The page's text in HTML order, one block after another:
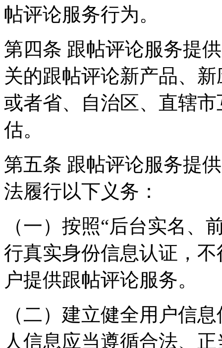
帖评论服务行为。
第四条 跟帖评论服务提
关的跟帖评论新产品、
或者省、自治区、直辖
估。
第五条 跟帖评论服务提
法履行以下义务：
（一）按照“后台实名、
行真实身份信息认证，
户提供跟帖评论服务。
（二）建立健全用户信
人信息应当遵循合法、